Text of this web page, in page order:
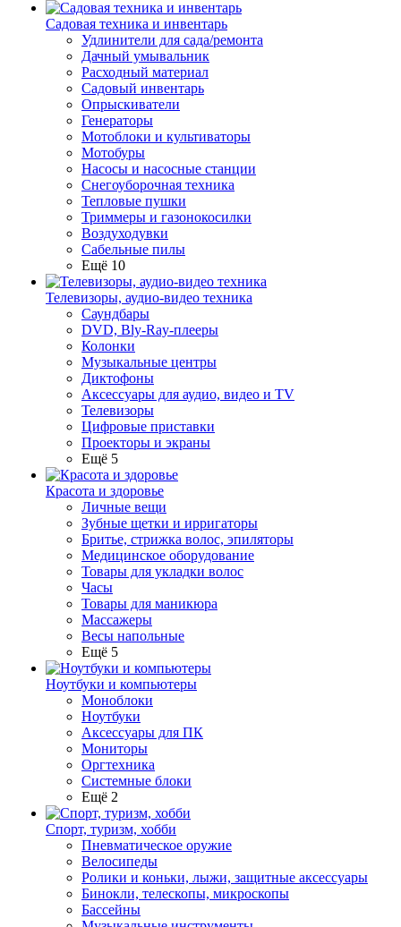
Садовая техника и инвентарь
Удлинители для сада/ремонта
Дачный умывальник
Расходный материал
Садовый инвентарь
Опрыскиватели
Генераторы
Мотоблоки и культиваторы
Мотобуры
Насосы и насосные станции
Снегоуборочная техника
Тепловые пушки
Триммеры и газонокосилки
Воздуходувки
Сабельные пилы
Ещё 10
Телевизоры, аудио-видео техника
Саундбары
DVD, Bly-Ray-плееры
Колонки
Музыкальные центры
Диктофоны
Аксессуары для аудио, видео и TV
Телевизоры
Цифровые приставки
Проекторы и экраны
Ещё 5
Красота и здоровье
Личные вещи
Зубные щетки и ирригаторы
Бритье, стрижка волос, эпиляторы
Медицинское оборудование
Товары для укладки волос
Часы
Товары для маникюра
Массажеры
Весы напольные
Ещё 5
Ноутбуки и компьютеры
Моноблоки
Ноутбуки
Аксессуары для ПК
Мониторы
Оргтехника
Системные блоки
Ещё 2
Спорт, туризм, хобби
Пневматическое оружие
Велосипеды
Ролики и коньки, лыжи, защитные аксессуары
Бинокли, телескопы, микроскопы
Бассейны